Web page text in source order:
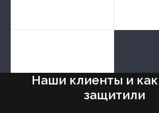
Наши клиенты и как мы их
защитили